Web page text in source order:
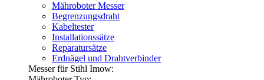
Mähroboter Messer
Begrenzungsdraht
Kabeltester
Installationssätze
Reparatursätze
Erdnägel und Drahtverbinder
Messer für Stihl Imow: